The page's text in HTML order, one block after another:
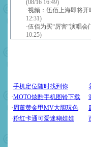
(08/16 16:49)
·视频：伍佰上海即将开
12:31)
·伍佰为买“厉害”演唱
10:25)